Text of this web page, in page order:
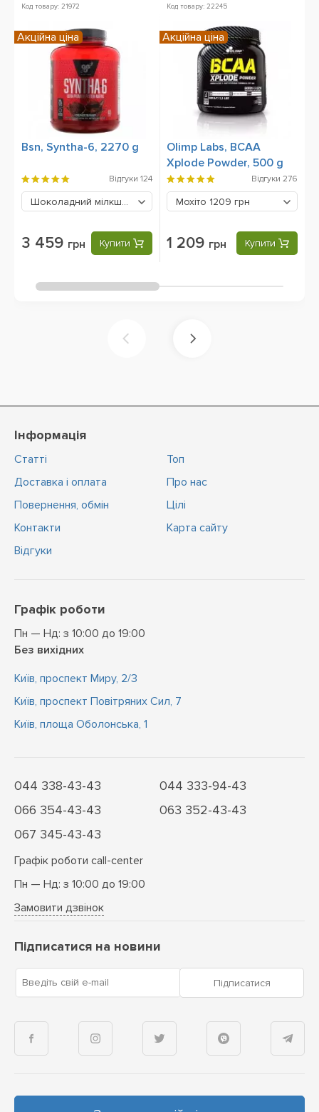
Код товару: 21972
Bsn, Syntha-6, 2270 g
Відгуки 124
Шоколадний мілкшейк 3459 грн
3 459 грн Купити
Акційна ціна
Код товару: 22245
Olimp Labs, BCAA
Xplode Powder, 500 g
Відгуки 276
Мохіто 1209 грн
1 209 грн Купити
Акційна ціна
Інформація
Статті
Доставка і оплата
Повернення, обмін
Контакти
Відгуки
Топ
Про нас
Цiлi
Карта сайту
Графік роботи
Пн — Нд: з 10:00 до 19:00
Без вихідних
Київ, проспект Миру, 2/3
Київ, проспект Повітряних Сил, 7
Київ, площа Оболонська, 1
044 338-43-43
044 333-94-43
066 354-43-43
063 352-43-43
067 345-43-43
Графік роботи call-center
Пн — Нд: з 10:00 до 19:00
Замовити дзвінок
Підписатися на новини
Введіть свій e-mail Підписатися